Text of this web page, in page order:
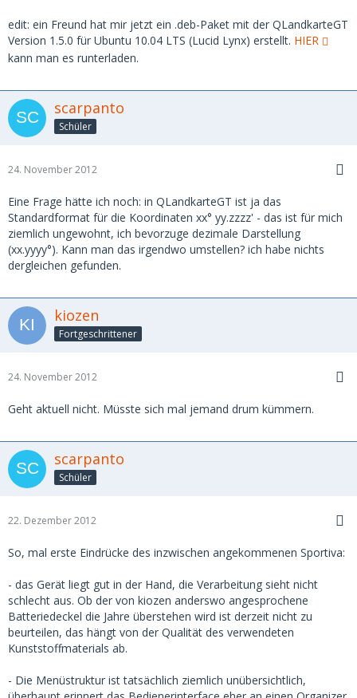
edit: ein Freund hat mir jetzt ein .deb-Paket mit der QLandkarteGT
Version 1.5.0 für Ubuntu 10.04 LTS (Lucid Lynx) erstellt. HIER
kann man es runterladen.
scarpanto
Schüler
24. November 2012
Eine Frage hätte ich noch: in QLandkarteGT ist ja das
Standardformat für die Koordinaten xx° yy.zzzz' - das ist für mich
ziemlich ungewohnt, ich bevorzuge dezimale Darstellung
(xx.yyyy°). Kann man das irgendwo umstellen? ich habe nichts
dergleichen gefunden.
kiozen
Fortgeschrittener
24. November 2012
Geht aktuell nicht. Müsste sich mal jemand drum kümmern.
scarpanto
Schüler
22. Dezember 2012
So, mal erste Eindrücke des inzwischen angekommenen Sportiva:
- das Gerät liegt gut in der Hand, die Verarbeitung sieht nicht
schlecht aus. Ob der von kiozen anderswo angesprochene
Batteriedeckel die Jahre überstehen wird ist derzeit nicht zu
beurteilen, das hängt von der Qualität des verwendeten
Kunststoffmaterials ab.
- Die Menüstruktur ist tatsächlich ziemlich unübersichtlich,